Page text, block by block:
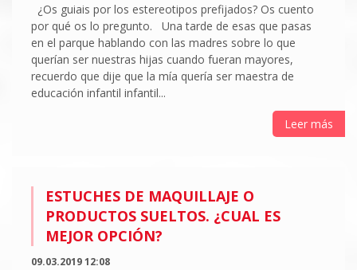
¿Os guiais por los estereotipos prefijados? Os cuento
por qué os lo pregunto. Una tarde de esas que pasas
en el parque hablando con las madres sobre lo que
querían ser nuestras hijas cuando fueran mayores,
recuerdo que dije que la mía quería ser maestra de
educación infantil infantil...
Leer más
ESTUCHES DE MAQUILLAJE O
PRODUCTOS SUELTOS. ¿CUAL ES
MEJOR OPCIÓN?
09.03.2019 12:08